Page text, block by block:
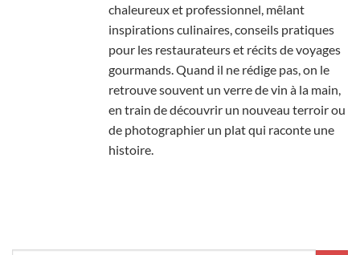
chaleureux et professionnel, mêlant
inspirations culinaires, conseils pratiques
pour les restaurateurs et récits de voyages
gourmands. Quand il ne rédige pas, on le
retrouve souvent un verre de vin à la main,
en train de découvrir un nouveau terroir ou
de photographier un plat qui raconte une
histoire.